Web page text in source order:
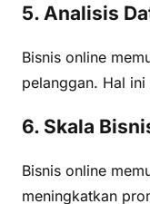
5. Analisis
Bisnis online
pelanggan. Hal
6. Skala
Bisnis online
meningkatkan